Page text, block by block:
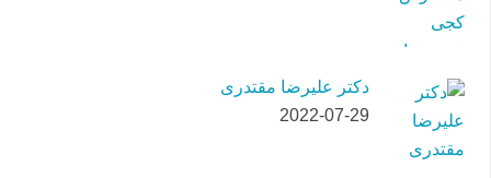
دکتر علیرضا مقتدری
2022-07-29